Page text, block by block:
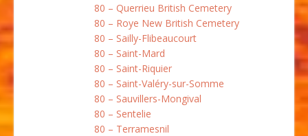
80 – Querrieu British Cemetery
80 – Roye New British Cemetery
80 – Sailly-Flibeaucourt
80 – Saint-Mard
80 – Saint-Riquier
80 – Saint-Valéry-sur-Somme
80 – Sauvillers-Mongival
80 – Sentelie
80 – Terramesnil